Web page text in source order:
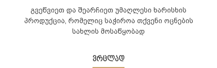
გვეწვიეთ და შეარჩიეთ უმაღლესი ხარისხის
პროდუქცია, რომელიც საჭიროა თქვენი ოცნების
სახლის მოსაწყობად
ვრცლად